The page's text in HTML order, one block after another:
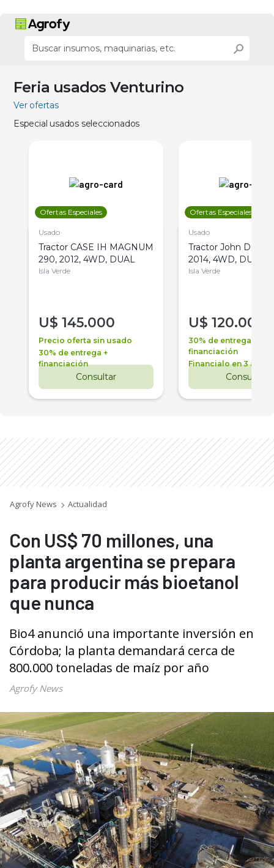
Feria usados Venturino
Ver ofertas
Especial usados seleccionados
Ofertas Especiales
Usado
Tractor CASE IH MAGNUM
290, 2012, 4WD, DUAL
Isla Verde
U$ 145.000
Precio oferta sin usado
30% de entrega +
financiación
Consultar
Ofertas Especiales
Usado
Tractor John Deere
2014, 4WD, DUAL
Isla Verde
U$ 120.000
30% de entrega +
financiación
Financialo en 3 años
Consultar
Agrofy News Actualidad
Con US$ 70 millones, una
planta argentina se prepara
para producir más bioetanol
que nunca
Bio4 anunció una importante inversión en
Córdoba; la planta demandará cerca de
800.000 toneladas de maíz por año
Agrofy News